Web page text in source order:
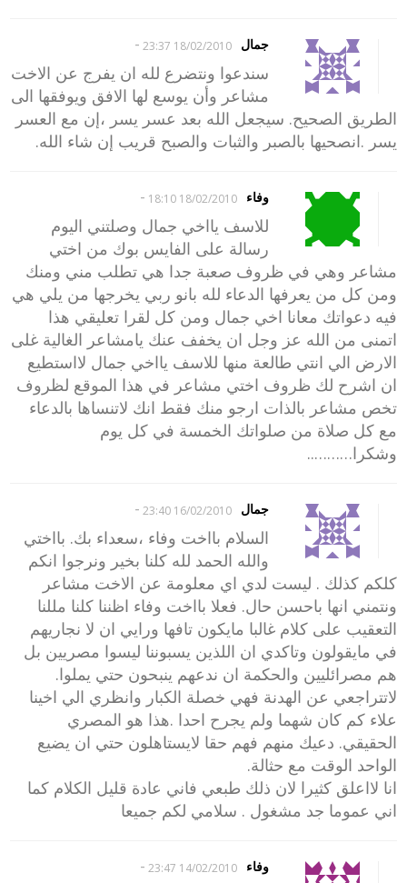
جمال 18/02/2010 23:37
-
سندعوا ونتضرع لله ان يفرج عن الاخت
مشاعر وأن يوسع لها الافق ويوفقها الى
الطريق الصحيح. سيجعل الله بعد عسر يسر ،إن مع العسر
يسر .انصحيها بالصبر والثبات والصبح قريب إن شاء الله.
وفاء 18/02/2010 18:10
-
للاسف يااخي جمال وصلتني اليوم
رسالة على الفايس بوك من اختي
مشاعر وهي في ظروف صعبة جدا هي تطلب مني ومنك
ومن كل من يعرفها الدعاء لله بانو ربي يخرجها من يلي هي
فيه دعواتك معانا اخي جمال ومن كل لقرا تعليقي هذا
اتمنى من الله عز وجل ان يخفف عنك يامشاعر الغالية غلى
الارض الي انتي طالعة منها للاسف يااخي جمال لااستطيع
ان اشرح لك ظروف اختي مشاعر في هذا الموقع لظروف
تخص مشاعر بالذات ارجو منك فقط انك لاتنساها بالدعاء
مع كل صلاة من صلواتك الخمسة في كل يوم
وشكرا………..
جمال 16/02/2010 23:40
-
السلام بااخت وفاء ،سعداء بك. بااختي
والله الحمد لله كلنا بخير ونرجوا انكم
كلكم كذلك . ليست لدي اي معلومة عن الاخت مشاعر
ونتمني انها باحسن حال. فعلا بااخت وفاء اظننا كلنا مللنا
التعقيب على كلام غالبا مايكون تافها ورايي ان لا نجاريهم
في مايقولون وتاكدي ان اللذين يسبوننا ليسوا مصريين بل
هم مصرائليين والحكمة ان ندعهم ينبحون حتي يملوا.
لاتتراجعي عن الهدنة فهي خصلة الكبار وانظري الي اخينا
علاء كم كان شهما ولم يجرح احدا .هذا هو المصري
الحقيقي. دعيك منهم فهم حقا لايستاهلون حتي ان يضيع
الواحد الوقت مع حثالة.
انا لااعلق كثيرا لان ذلك طبعي فاني عادة قليل الكلام كما
اني عموما جد مشغول . سلامي لكم جميعا
وفاء 14/02/2010 23:47
-